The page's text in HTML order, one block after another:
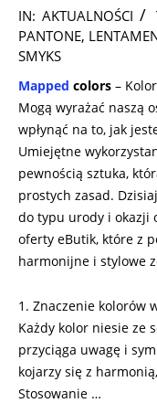
2025-
02-
05
IN: AKTUALNOŚCI
PANTONE,
SMYKS
Mapped colors –
Mogą wyrażać naszą
wpłynąć na to, jak
Umiejętne
pewnością sztuka,
prostych zasad.
do typu urody i okazji
oferty eButik, które z
harmonijne i stylowe
1. Znaczenie kolorów
Każdy kolor niesie ze
przyciąga uwagę i
kojarzy się z
Stosowanie …